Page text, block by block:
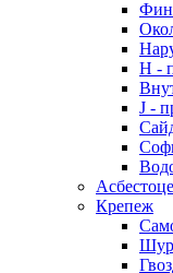
H -
J -
Крепеж